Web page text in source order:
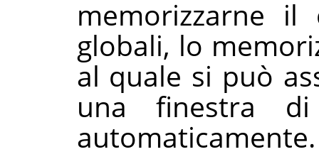
memorizzarne
globali, lo
al quale si può
una finestra
automaticamente.